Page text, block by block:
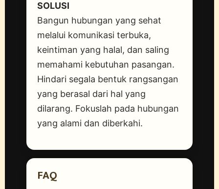
SOLUSI
Bangun hubungan yang sehat
melalui komunikasi terbuka,
keintiman yang halal, dan saling
memahami kebutuhan pasangan.
Hindari segala bentuk rangsangan
yang berasal dari hal yang
dilarang. Fokuslah pada hubungan
yang alami dan diberkahi.
FAQ